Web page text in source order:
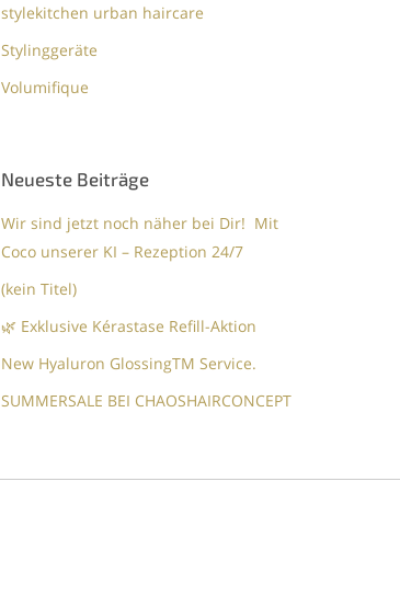
stylekitchen urban haircare
Stylinggeräte
Volumifique
Neueste Beiträge
Wir sind jetzt noch näher bei Dir! Mit
Coco unserer KI – Rezeption 24/7
(kein Titel)
🌿 Exklusive Kérastase Refill-Aktion
New Hyaluron GlossingTM​ Service.​
SUMMERSALE BEI CHAOSHAIRCONCEPT